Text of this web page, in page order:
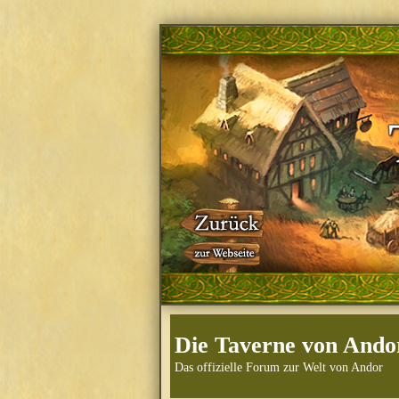
Die Taverne von
Das offizielle Forum zur Welt von Andor